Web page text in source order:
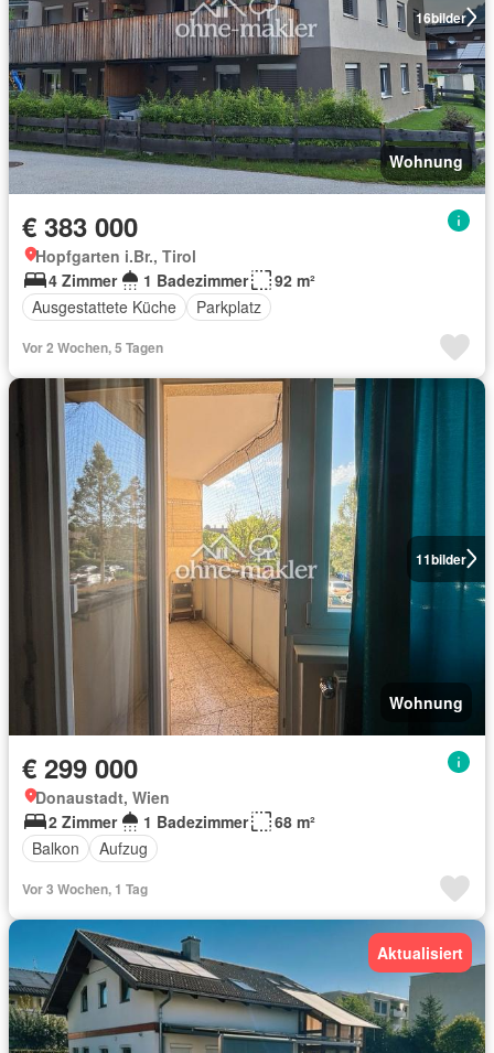
16bilder
Wohnung
€ 383 000
Hopfgarten i.Br., Tirol
4 Zimmer
1 Badezimmer
92 m²
Ausgestattete Küche
Parkplatz
Vor 2 Wochen, 5 Tagen
11bilder
Wohnung
€ 299 000
Donaustadt, Wien
2 Zimmer
1 Badezimmer
68 m²
Balkon
Aufzug
Vor 3 Wochen, 1 Tag
Aktualisiert